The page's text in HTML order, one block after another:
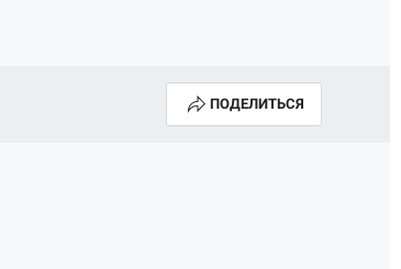
ПОДЕЛИТЬСЯ